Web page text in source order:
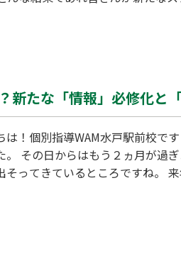
新たな「情報」必修化と
WAM水戸駅前校です！ 先般の1/14と1/15に大学入学共通
。 その日からはもう２ヵ月が過
そってきているところですね。